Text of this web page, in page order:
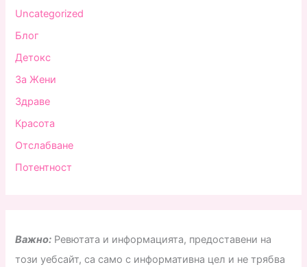
Uncategorized
Блог
Детокс
За Жени
Здраве
Красота
Отслабване
Потентност
Важно: Ревютата и информацията, предоставени на
този уебсайт, са само с информативна цел и не трябва